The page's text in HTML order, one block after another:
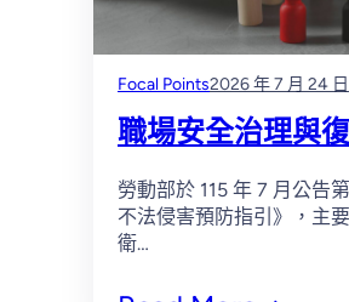
Focal Points2026 年 7 月 24 日
職場安全治理與
勞動部於 115 年 7 月公告
不法侵害預防指引》，主
衛…